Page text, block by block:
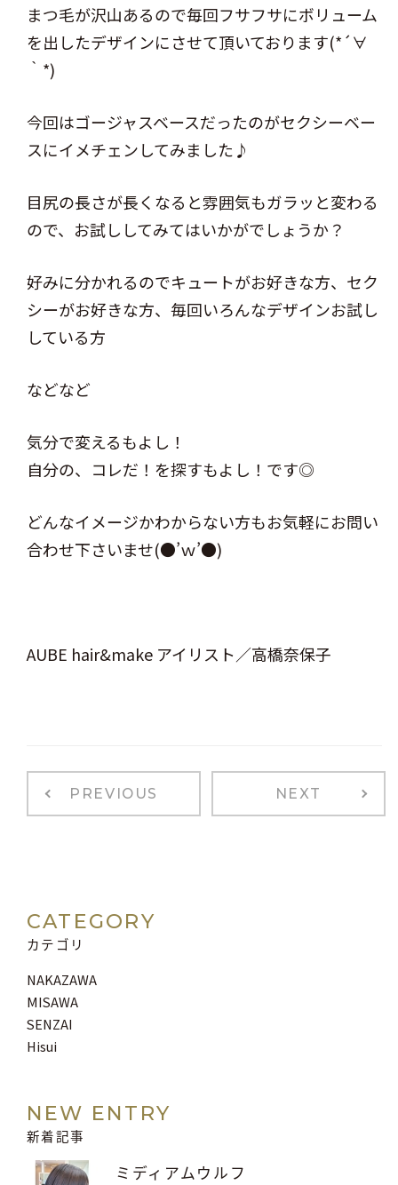
まつ毛が沢山あるので毎回フサフサにボリューム
を出したデザインにさせて頂いております(*´∀
｀*)
今回はゴージャスベースだったのがセクシーベー
スにイメチェンしてみました♪
目尻の長さが長くなると雰囲気もガラッと変わる
ので、お試ししてみてはいかがでしょうか？
好みに分かれるのでキュートがお好きな方、セク
シーがお好きな方、毎回いろんなデザインお試し
している方
などなど
気分で変えるもよし！
自分の、コレだ！を探すもよし！です◎
どんなイメージかわからない方もお気軽にお問い
合わせ下さいませ(●’ｗ’●)
AUBE hair&make アイリスト／高橋奈保子
PREVIOUS NEXT
CATEGORY
カテゴリ
NAKAZAWA
MISAWA
SENZAI
Hisui
NEW ENTRY
新着記事
ミディアムウルフ